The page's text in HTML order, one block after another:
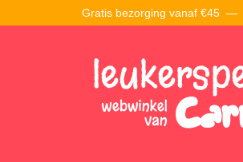
Gratis bezorging vanaf €45 —